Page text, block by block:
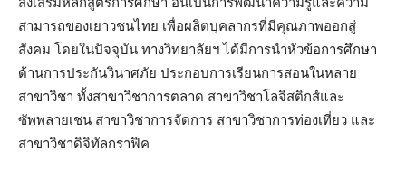
สามารถของเยาวชนไทย เพื่อผลิตบุคลากรที่มีคุณภาพออกสู่
สังคม โดยในปัจจุบัน ทางวิทยาลัยฯ ได้มีการนำหัวข้อการศึกษา
ด้านการประกันวินาศภัย ประกอบการเรียนการสอนในหลาย
สาขาวิชา ทั้งสาขาวิชาการตลาด สาขาวิชาโลจิสติกส์และ
ซัพพลายเชน สาขาวิชาการจัดการ สาขาวิชาการท่องเที่ยว และ
สาขาวิชาดิจิทัลกราฟิค